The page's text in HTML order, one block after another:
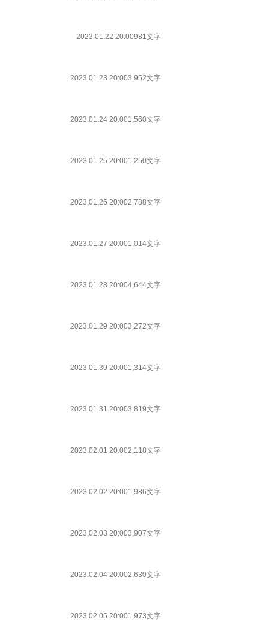
2023.01.22 20:00981文字
2023.01.23 20:003,952文字
2023.01.24 20:001,560文字
2023.01.25 20:001,250文字
2023.01.26 20:002,788文字
2023.01.27 20:001,014文字
2023.01.28 20:004,644文字
2023.01.29 20:003,272文字
2023.01.30 20:001,314文字
2023.01.31 20:003,819文字
2023.02.01 20:002,118文字
2023.02.02 20:001,986文字
2023.02.03 20:003,907文字
2023.02.04 20:002,630文字
2023.02.05 20:001,973文字